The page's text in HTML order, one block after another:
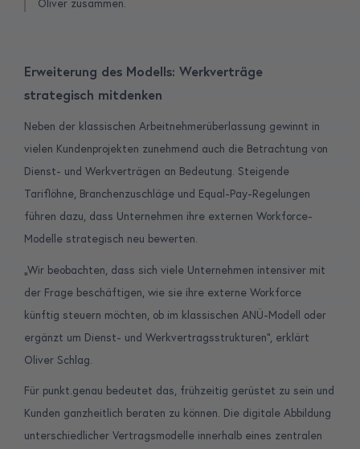
Oliver zusammen.
Erweiterung des Modells: Werkverträge
strategisch mitdenken
Neben der klassischen Arbeitnehmerüberlassung gewinnt in
vielen Kundenprojekten zunehmend auch die Betrachtung von
Dienst- und Werkverträgen an Bedeutung. Steigende
Tariflöhne, Branchenzuschläge und Equal-Pay-Regelungen
führen dazu, dass Unternehmen ihre externen Workforce-
Modelle strategisch neu bewerten.
„Wir beobachten, dass sich viele Unternehmen intensiver mit
der Frage beschäftigen, wie sie ihre externe Workforce
künftig steuern möchten, ob im klassischen ANÜ-Modell oder
ergänzt um Dienst- und Werkvertragsstrukturen“, erklärt
Oliver Schlag.
Für punkt.genau bedeutet das, frühzeitig gerüstet zu sein und
Kunden ganzheitlich beraten zu können. Die digitale Abbildung
unterschiedlicher Vertragsmodelle innerhalb eines zentralen